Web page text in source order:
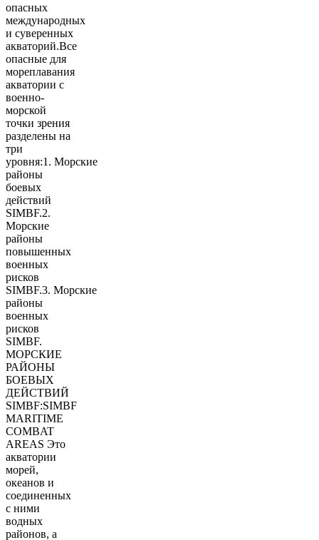
опасных
международных
и суверенных
акваторий.Все
опасные для
мореплавания
акватории с
военно-
морской
точки зрения
разделены на
три
уровня:1. Морские
районы
боевых
действий
SIMBF.2.
Морские
районы
повышенных
военных
рисков
SIMBF.3. Морские
районы
военных
рисков
SIMBF.
МОРСКИЕ
РАЙОНЫ
БОЕВЫХ
ДЕЙСТВИЙ
SIMBF:SIMBF
MARITIME
COMBAT
AREAS Это
акватории
морей,
океанов и
соединенных
с ними
водных
районов, а